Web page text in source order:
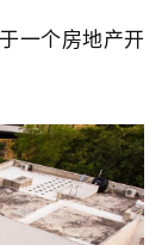
一个房地产开